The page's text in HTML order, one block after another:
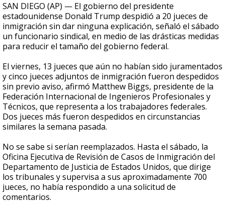
SAN DIEGO (AP) — El gobierno del presidente
estadounidense Donald Trump despidió a 20 jueces de
inmigración sin dar ninguna explicación, señaló el sábado
un funcionario sindical, en medio de las drásticas medidas
para reducir el tamaño del gobierno federal.
El viernes, 13 jueces que aún no habían sido juramentados
y cinco jueces adjuntos de inmigración fueron despedidos
sin previo aviso, afirmó Matthew Biggs, presidente de la
Federación Internacional de Ingenieros Profesionales y
Técnicos, que representa a los trabajadores federales.
Dos jueces más fueron despedidos en circunstancias
similares la semana pasada.
No se sabe si serían reemplazados. Hasta el sábado, la
Oficina Ejecutiva de Revisión de Casos de Inmigración del
Departamento de Justicia de Estados Unidos, que dirige
los tribunales y supervisa a sus aproximadamente 700
jueces, no había respondido a una solicitud de
comentarios.